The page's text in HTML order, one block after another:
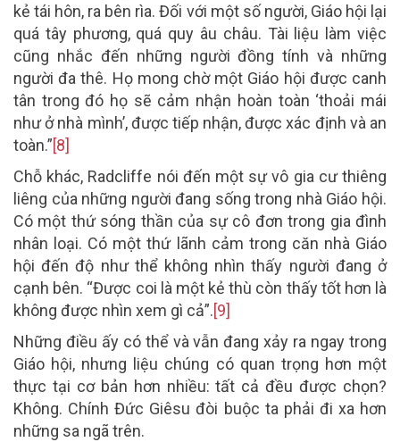
kẻ tái hôn, ra bên rìa. Đối với một số người, Giáo hội lại
quá tây phương, quá quy âu châu. Tài liệu làm việc
cũng nhắc đến những người đồng tính và những
người đa thê. Họ mong chờ một Giáo hội được canh
tân trong đó họ sẽ cảm nhận hoàn toàn ‘thoải mái
như ở nhà mình’, được tiếp nhận, được xác định và an
toàn.”[8]
Chỗ khác, Radcliffe nói đến một sự vô gia cư thiêng
liêng của những người đang sống trong nhà Giáo hội.
Có một thứ sóng thần của sự cô đơn trong gia đình
nhân loại. Có một thứ lãnh cảm trong căn nhà Giáo
hội đến độ như thể không nhìn thấy người đang ở
cạnh bên. “Được coi là một kẻ thù còn thấy tốt hơn là
không được nhìn xem gì cả”.[9]
Những điều ấy có thể và vẫn đang xảy ra ngay trong
Giáo hội, nhưng liệu chúng có quan trọng hơn một
thực tại cơ bản hơn nhiều: tất cả đều được chọn?
Không. Chính Đức Giêsu đòi buộc ta phải đi xa hơn
những sa ngã trên.